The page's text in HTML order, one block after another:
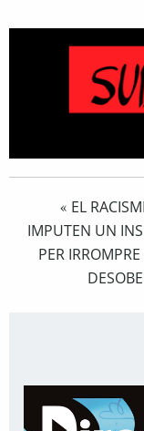
« EL
IMPUTEN UN
PER